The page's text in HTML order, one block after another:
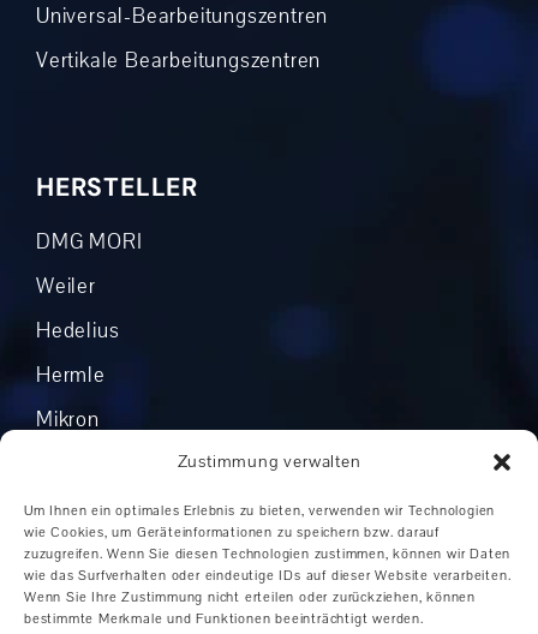
Zustimmung verwalten
Um Ihnen ein optimales Erlebnis zu bieten, verwenden wir Technologien
wie Cookies, um Geräteinformationen zu speichern bzw. darauf
zuzugreifen. Wenn Sie diesen Technologien zustimmen, können wir Daten
wie das Surfverhalten oder eindeutige IDs auf dieser Website verarbeiten.
Wenn Sie Ihre Zustimmung nicht erteilen oder zurückziehen, können
bestimmte Merkmale und Funktionen beeinträchtigt werden.
Universal-Bearbeitungszentren
Vertikale Bearbeitungszentren
HERSTELLER
DMG MORI
Weiler
Hedelius
Hermle
Mikron
Boehringer
Grob
Andere Hersteller